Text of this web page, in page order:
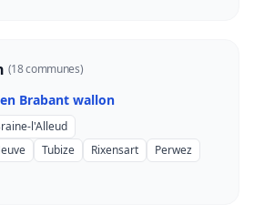
(18 communes)
Brabant wallon
l'Alleud
Tubize Rixensart
Perwez